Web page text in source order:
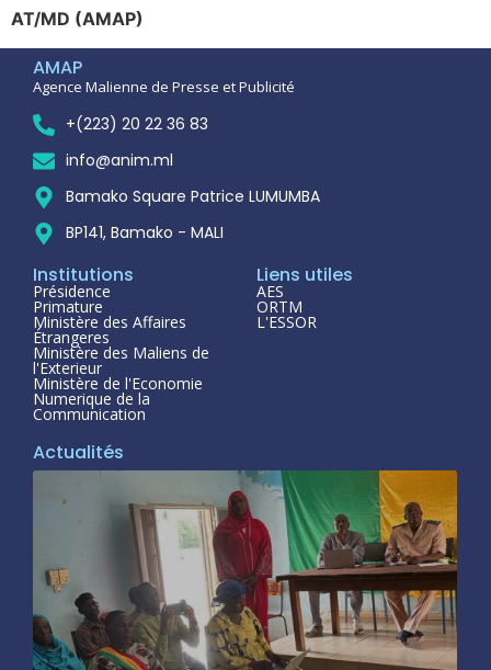
AT/MD (AMAP)
AMAP
Agence Malienne de Presse et Publicité
+(223) 20 22 36 83
info@anim.ml
Bamako Square Patrice LUMUMBA
BP141, Bamako - MALI
Institutions
Présidence
Primature
Ministère des Affaires
Étrangeres
Ministère des Maliens de
l'Exterieur
Ministère de l'Economie
Numerique de la
Communication
Liens utiles
AES
ORTM
L'ESSOR
Actualités